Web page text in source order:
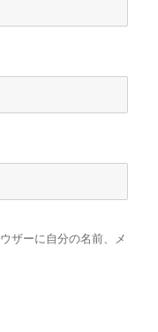
ザーに自分の名前、メ